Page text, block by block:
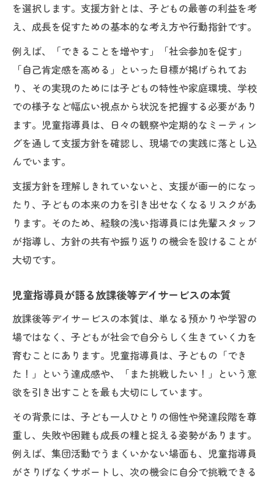
を選択します。支援方針とは、子どもの最善の利益を考
え、成長を促すための基本的な考え方や行動指針です。
例えば、「できることを増やす」「社会参加を促す」
「自己肯定感を高める」といった目標が掲げられてお
り、その実現のためには子どもの特性や家庭環境、学校
での様子など幅広い視点から状況を把握する必要があり
ます。児童指導員は、日々の観察や定期的なミーティン
グを通して支援方針を確認し、現場での実践に落とし込
んでいます。
支援方針を理解しきれていないと、支援が画一的になっ
たり、子どもの本来の力を引き出せなくなるリスクがあ
ります。そのため、経験の浅い指導員には先輩スタッフ
が指導し、方針の共有や振り返りの機会を設けることが
大切です。
児童指導員が語る放課後等デイサービスの本質
放課後等デイサービスの本質は、単なる預かりや学習の
場ではなく、子どもが社会で自分らしく生きていく力を
育むことにあります。児童指導員は、子どもの「でき
た！」という達成感や、「また挑戦したい！」という意
欲を引き出すことを最も大切にしています。
その背景には、子ども一人ひとりの個性や発達段階を尊
重し、失敗や困難も成長の糧と捉える姿勢があります。
例えば、集団活動でうまくいかない場面も、児童指導員
がさりげなくサポートし、次の機会に自分で挑戦できる